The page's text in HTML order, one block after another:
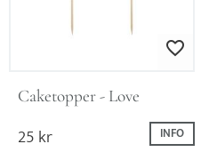
Lägg till i favoriter
Caketopper - Love
25kr INFO